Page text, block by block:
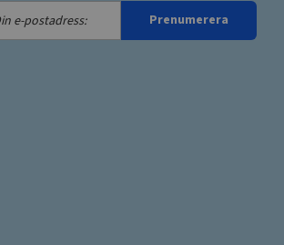
Prenumerera